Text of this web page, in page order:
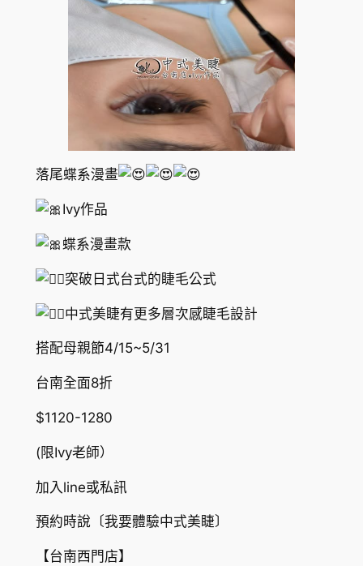
落尾蝶系漫畫
Ivy作品
蝶系漫畫款
突破日式台式的睫毛公式
中式美睫有更多層次感睫毛設計
搭配母親節4/15~5/31
台南全面8折
$1120-1280
(限Ivy老師）
加入line或私訊
預約時說〔我要體驗中式美睫〕
【台南西門店】